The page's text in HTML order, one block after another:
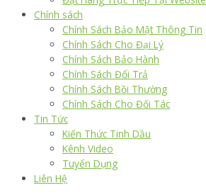
Chính sách
Chính Sách Bảo Mật Thông Tin
Chính Sách Cho Đại Lý
Chính Sách Bảo Hành
Chính Sách Đổi Trả
Chính Sách Bồi Thường
Chính Sách Cho Đối Tác
Tin Tức
Kiến Thức Tinh Dầu
Kênh Video
Tuyển Dụng
Liên Hệ